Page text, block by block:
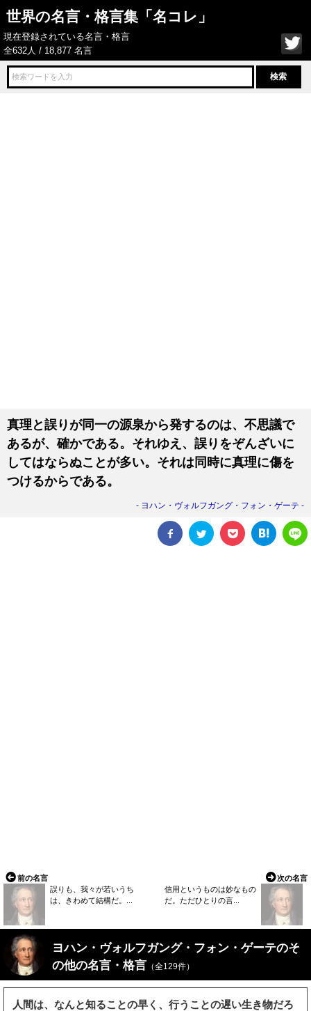
世界の名言・格言集「名コレ」
現在登録されている名言・格言
全632人 / 18,877 名言
真理と誤りが同一の源泉から発するのは、不思議で
あるが、確かである。それゆえ、誤りをぞんざいに
してはならぬことが多い。それは同時に真理に傷を
つけるからである。
ヨハン・ヴォルフガング・フォン・ゲーテ
前の名言
誤りも、我々が若いうち
は、きわめて結構だ。...
次の名言
信用というものは妙なもの
だ。ただひとりの言...
ヨハン・ヴォルフガング・フォン・ゲーテのそ
の他の名言・格言 （全129件）
人間は、なんと知ることの早く、行うことの遅い生き物だろ